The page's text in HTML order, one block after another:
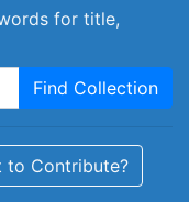
for title,
Find Collection
to Contribute?